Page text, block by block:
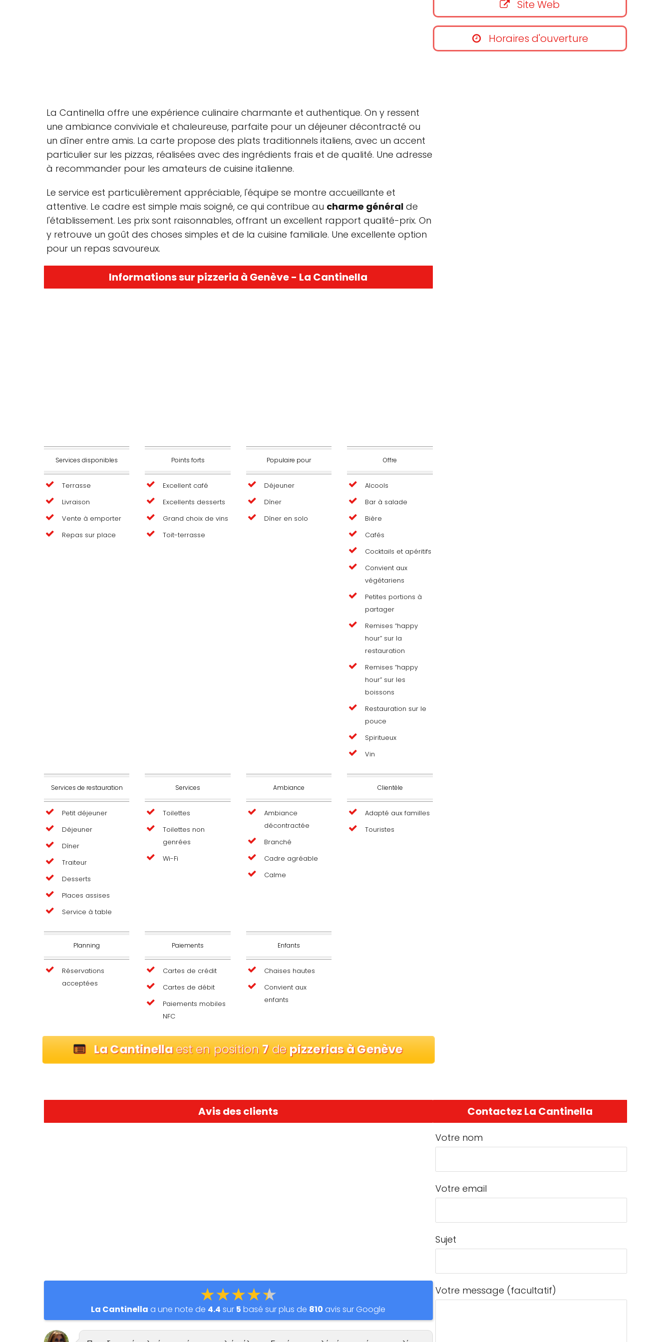
La Cantinella offre une expérience culinaire charmante et authentique. On y ressent
une ambiance conviviale et chaleureuse, parfaite pour un déjeuner décontracté ou
un dîner entre amis. La carte propose des plats traditionnels italiens, avec un accent
particulier sur les pizzas, réalisées avec des ingrédients frais et de qualité. Une adresse
à recommander pour les amateurs de cuisine italienne.
Le service est particulièrement appréciable, l'équipe se montre accueillante et
attentive. Le cadre est simple mais soigné, ce qui contribue au charme général de
l'établissement. Les prix sont raisonnables, offrant un excellent rapport qualité-prix. On
y retrouve un goût des choses simples et de la cuisine familiale. Une excellente option
pour un repas savoureux.
Informations sur pizzeria à Genève - La Cantinella
Services disponibles
Terrasse
Livraison
Vente à emporter
Repas sur place
Points forts
Excellent café
Excellents desserts
Grand choix de vins
Toit-terrasse
Populaire pour
Déjeuner
Dîner
Dîner en solo
Offre
Alcools
Bar à salade
Bière
Cafés
Cocktails et apéritifs
Convient aux
végétariens
Petites portions à
partager
Remises “happy
hour” sur la
restauration
Remises “happy
hour” sur les
boissons
Restauration sur le
pouce
Spiritueux
Vin
Services de restauration
Petit déjeuner
Déjeuner
Dîner
Traiteur
Desserts
Places assises
Service à table
Services
Toilettes
Toilettes non
genrées
Wi-Fi
Ambiance
Ambiance
décontractée
Branché
Cadre agréable
Calme
Clientèle
Adapté aux familles
Touristes
Planning
Réservations
acceptées
Paiements
Cartes de crédit
Cartes de débit
Paiements mobiles
NFC
Enfants
Chaises hautes
Convient aux
enfants
La Cantinellaest en position7depizzerias à Genève
Site Web
Horaires d'ouverture
Avis des clients
★★★★★
La Cantinella a une note de 4.4 sur 5 basé sur plus de 810 avis sur Google
Contactez La Cantinella
Votre nom
Votre email
Sujet
Votre message (facultatif)